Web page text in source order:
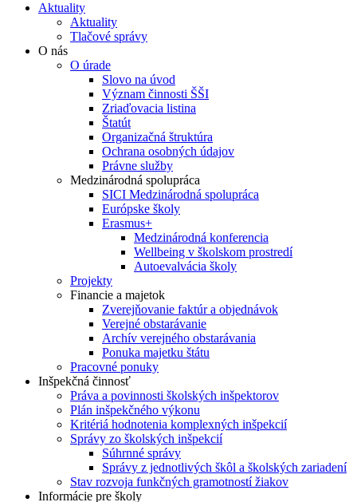
Aktuality
Aktuality
Tlačové správy
O nás
O úrade
Slovo na úvod
Význam činnosti ŠŠI
Zriaďovacia listina
Štatút
Organizačná štruktúra
Ochrana osobných údajov
Právne služby
Medzinárodná spolupráca
SICI Medzinárodná spolupráca
Európske školy
Erasmus+
Medzinárodná konferencia
Wellbeing v školskom prostredí
Autoevalvácia školy
Projekty
Financie a majetok
Zverejňovanie faktúr a objednávok
Verejné obstarávanie
Archív verejného obstarávania
Ponuka majetku štátu
Pracovné ponuky
Inšpekčná činnosť
Práva a povinnosti školských inšpektorov
Plán inšpekčného výkonu
Kritériá hodnotenia komplexných inšpekcií
Správy zo školských inšpekcií
Súhrnné správy
Správy z jednotlivých škôl a školských zariadení
Stav rozvoja funkčných gramotností žiakov
Informácie pre školy